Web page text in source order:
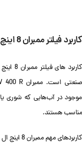
کاربرد فیلتر ممبران 8 اینچ LG Chem مدل LG BW 400 R
موجود در آب‌هایی که شوری
مناسب هستند.
کاربردهای مهم ممبران 8 اینچ ال جی LG BW 400 R عبارتند از: